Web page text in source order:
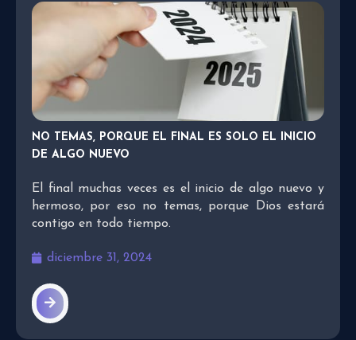
NO TEMAS, PORQUE EL FINAL ES SOLO EL INICIO
DE ALGO NUEVO
El final muchas veces es el inicio de algo nuevo y
hermoso, por eso no temas, porque Dios estará
contigo en todo tiempo.
diciembre 31, 2024